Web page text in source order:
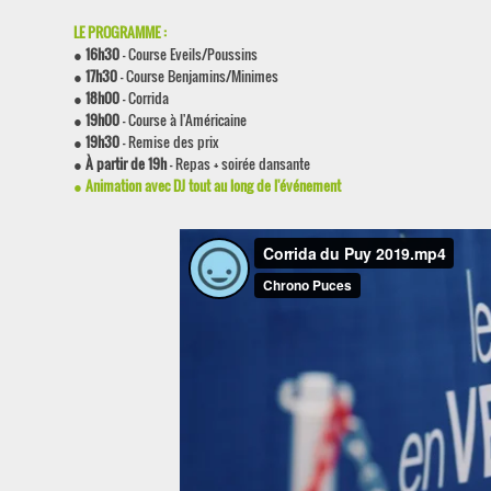
LE PROGRAMME :
●16h30- Course Eveils/Poussins
●17h30- Course Benjamins/Minimes
●18h00- Corrida
●19h00- Course à l'Américaine
●19h30- Remise des prix
●À partir de 19h- Repas + soirée dansante
●Animation avec DJ tout au long de l'événement